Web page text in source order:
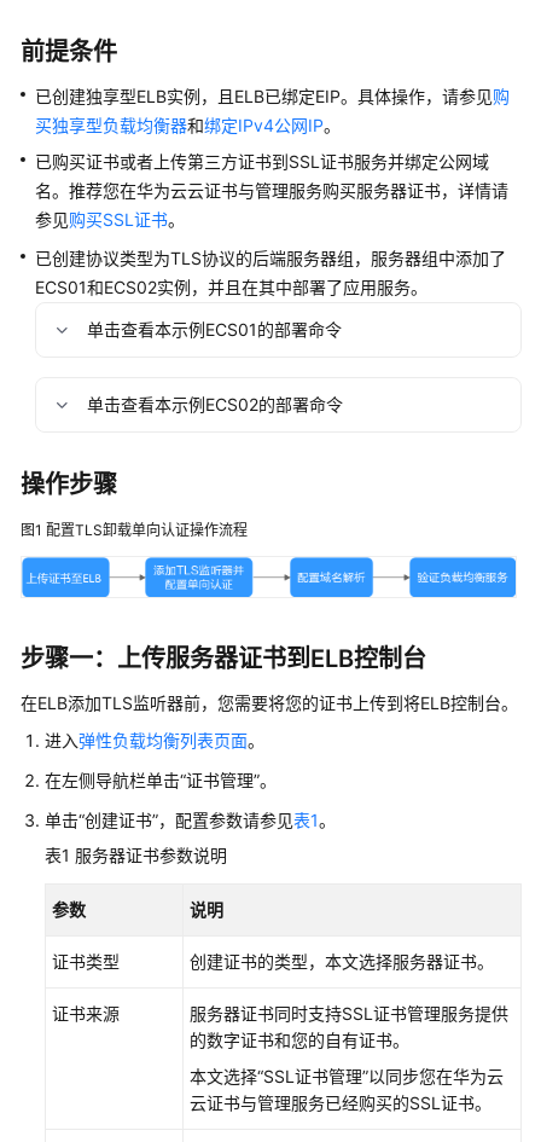
入
门
用
户
指
南
最
佳
践
ELB
实
践
汇
总
型
业
务
规
安
防
础
前提条件
已创建独享型ELB实例，且ELB已绑定EIP。具体操作，请参见购
买独享型负载均衡器和绑定IPv4公网IP。
已购买证书或者上传第三方证书到SSL证书服务并绑定公网域
名。推荐您在华为云云证书与管理服务购买服务器证书，详情请
参见购买SSL证书。
已创建协议类型为TLS协议的后端服务器组，服务器组中添加了
ECS01和ECS02实例，并且在其中部署了应用服务。
单击查看本示例ECS01的部署命令
单击查看本示例ECS02的部署命令
操作步骤
图1 配置TLS卸载单向认证操作流程
步骤一：上传服务器证书到ELB控制台
在ELB添加TLS监听器前，您需要将您的证书上传到将ELB控制台。
进入弹性负载均衡列表页面。
在左侧导航栏单击“证书管理”。
单击“创建证书”，配置参数请参见表1。
表1 服务器证书参数说明
参数 说明
证书类型 创建证书的类型，本文选择服务器证书。
证书来源
服务器证书同时支持SSL证书管理服务提供
的数字证书和您的自有证书。
本文选择“SSL证书管理”以同步您在华为云
云证书与管理服务已经购买的SSL证书。